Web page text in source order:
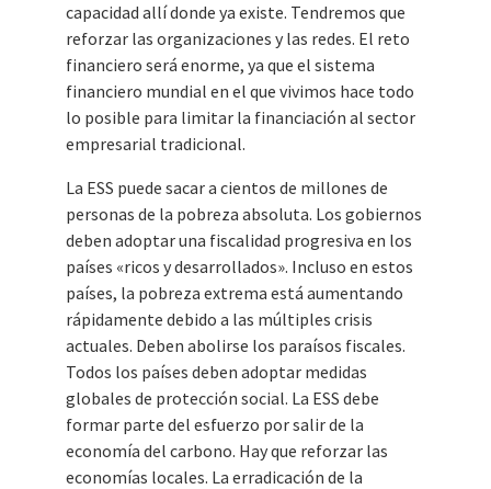
capacidad allí donde ya existe. Tendremos que
reforzar las organizaciones y las redes. El reto
financiero será enorme, ya que el sistema
financiero mundial en el que vivimos hace todo
lo posible para limitar la financiación al sector
empresarial tradicional.
La ESS puede sacar a cientos de millones de
personas de la pobreza absoluta. Los gobiernos
deben adoptar una fiscalidad progresiva en los
países «ricos y desarrollados». Incluso en estos
países, la pobreza extrema está aumentando
rápidamente debido a las múltiples crisis
actuales. Deben abolirse los paraísos fiscales.
Todos los países deben adoptar medidas
globales de protección social. La ESS debe
formar parte del esfuerzo por salir de la
economía del carbono. Hay que reforzar las
economías locales. La erradicación de la